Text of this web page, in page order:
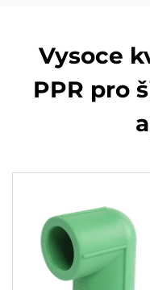
Vysoce
PPR pro